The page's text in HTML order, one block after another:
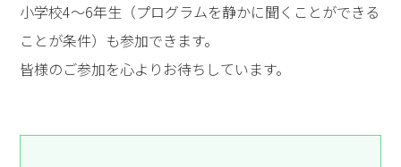
小学校4～6年生（プログラムを静かに聞くことができる
ことが条件）も参加できます。
皆様のご参加を心よりお待ちしています。